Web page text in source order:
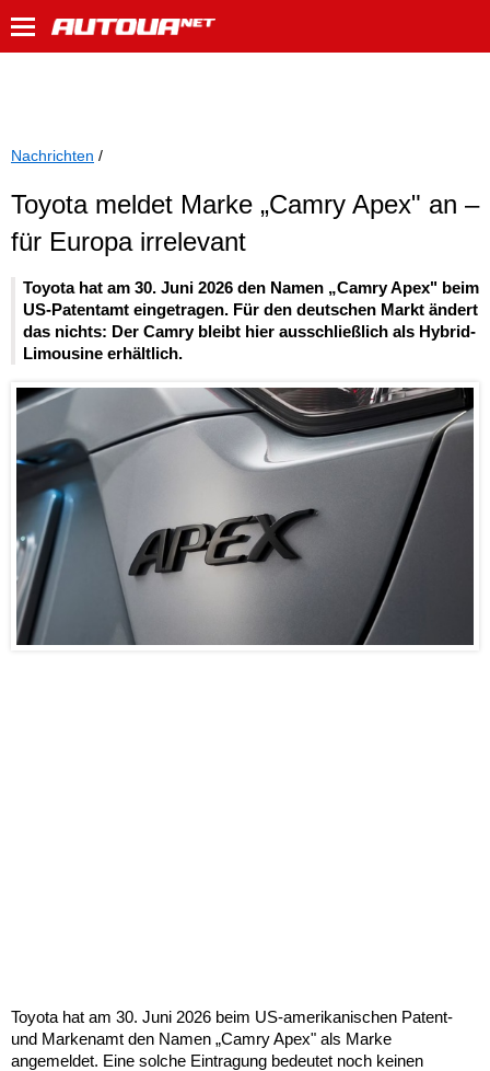
Nachrichten /
Toyota meldet Marke „Camry Apex" an –
für Europa irrelevant
Toyota hat am 30. Juni 2026 den Namen „Camry Apex" beim
US-Patentamt eingetragen. Für den deutschen Markt ändert
das nichts: Der Camry bleibt hier ausschließlich als Hybrid-
Limousine erhältlich.
Toyota hat am 30. Juni 2026 beim US-amerikanischen Patent-
und Markenamt den Namen „Camry Apex" als Marke
angemeldet. Eine solche Eintragung bedeutet noch keinen